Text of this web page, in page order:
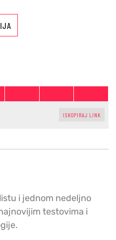
ISKOPIRAJ LINK
i jednom nedeljno
testovima i